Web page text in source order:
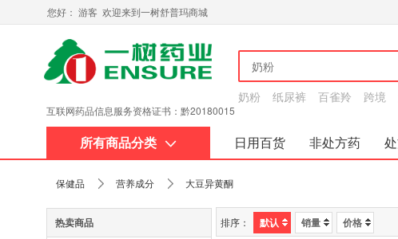
您好： 游客 欢迎来到一树舒普玛商城
互联网药品信息服务资格证书：黔20180015
奶粉 纸尿裤 百雀羚 跨境
所有商品分类 日用百货 非处方药
保健品 营养成分 大豆异黄酮
热卖商品 排序： 默认 销量 价格